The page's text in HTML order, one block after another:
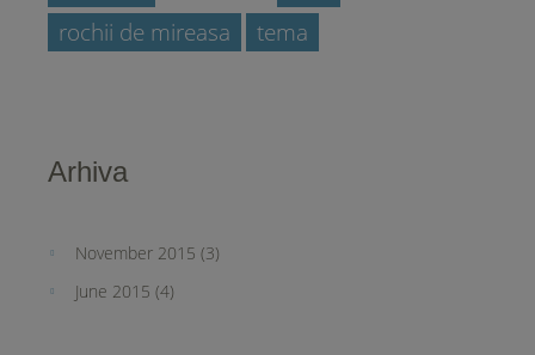
rochii de mireasa tema
Arhiva
November 2015 (3)
June 2015 (4)